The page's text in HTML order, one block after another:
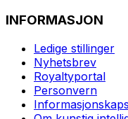
INFORMASJON
Ledige stillinger
Nyhetsbrev
Royaltyportal
Personvern